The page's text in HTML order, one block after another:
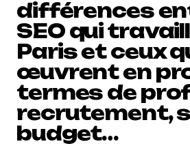
différences
SEO qui
Paris et ceux
œuvrent en
termes de
recrutement,
budget…